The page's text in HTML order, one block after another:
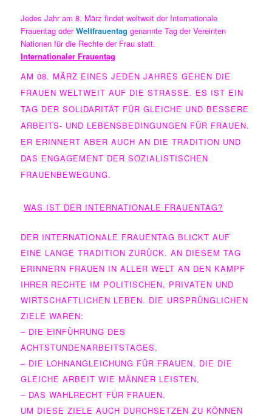
Jedes Jahr am 8. März findet weltweit der Internationale
Frauentag oderWeltfrauentag genannte Tag der Vereinten
Nationen für die Rechte der Frau statt.
Internationaler Frauentag
AM 08. MÄRZ EINES JEDEN JAHRES GEHEN DIE
FRAUEN WELTWEIT AUF DIE STRASSE. ES IST EIN T
AG DER SOLIDARITÄT FÜR GLEICHE UND BESSERE A
RBEITS- UND LEBENSBEDINGUNGEN FÜR FRAUEN. E
R ERINNERT ABER AUCH AN DIE TRADITION UND D
AS ENGAGEMENT DER SOZIALISTISCHEN F
RAUENBEWEGUNG.
WAS IST DER INTERNATIONALE FRAUENTAG?
DER INTERNATIONALE FRAUENTAG BLICKT AUF
EINE LANGE TRADITION ZURÜCK. AN DIESEM TAG
ERINNERN FRAUEN IN ALLER WELT AN DEN KAMPF
IHRER RECHTE IM POLITISCHEN, PRIVATEN UND
WIRTSCHAFTLICHEN LEBEN. DIE URSPRÜNGLICHEN
ZIELE WAREN:
– DIE EINFÜHRUNG DES
ACHTSTUNDENARBEITSTAGES,
– DIE LOHNANGLEICHUNG FÜR FRAUEN, DIE DIE
GLEICHE ARBEIT WIE MÄNNER LEISTEN,
– DAS WAHLRECHT FÜR FRAUEN.
UM DIESE ZIELE AUCH DURCHSETZEN ZU KÖNNEN